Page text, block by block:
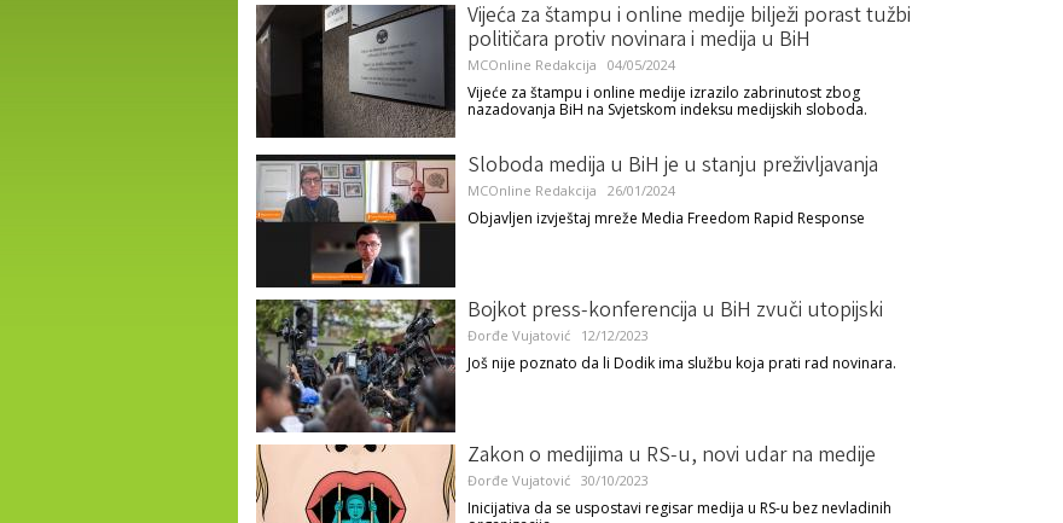
Vijeća za štampu i online medije bilježi porast tužbi
političara protiv novinara i medija u BiH
MCOnline Redakcija 04/05/2024
Vijeće za štampu i online medije izrazilo zabrinutost zbog
nazadovanja BiH na Svjetskom indeksu medijskih sloboda.
Sloboda medija u BiH je u stanju preživljavanja
MCOnline Redakcija 26/01/2024
Objavljen izvještaj mreže Media Freedom Rapid Response
Bojkot press-konferencija u BiH zvuči utopijski
Đorđe Vujatović 12/12/2023
Još nije poznato da li Dodik ima službu koja prati rad novinara.
Zakon o medijima u RS-u, novi udar na medije
Đorđe Vujatović 30/10/2023
Inicijativa da se uspostavi regisar medija u RS-u bez nevladinih